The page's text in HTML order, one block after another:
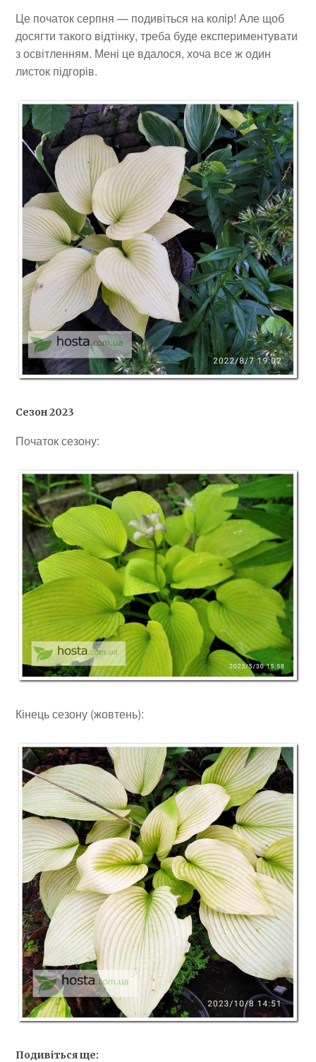
Це початок серпня — подивіться на колір! Але щоб
досягти такого відтінку, треба буде експериментувати
з освітленням. Мені це вдалося, хоча все ж один
листок підгорів.
Сезон 2023
Початок сезону:
Кінець сезону (жовтень):
Подивіться ще: